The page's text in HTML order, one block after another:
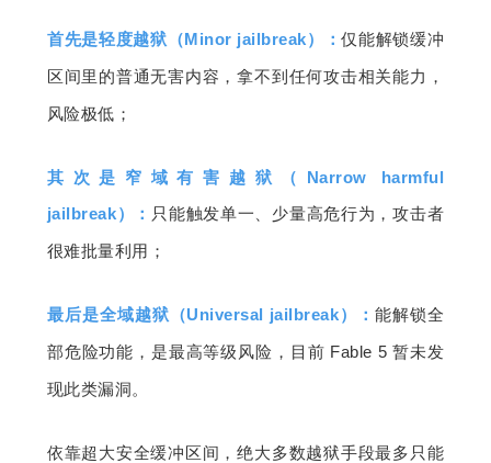
首先是轻度越狱（Minor jailbreak）：仅能解锁缓冲
区间里的普通无害内容，拿不到任何攻击相关能力，
风险极低；
其次是窄域有害越狱（Narrow harmful
jailbreak）
： 只能触发单一、少量高危行为，攻击者
很难批量利用；
最后是全域越狱（Universal jailbreak） ： 能解锁全
部危险功能，是最高等级风险，目前 Fable 5 暂未发
现此类漏洞。
依靠超大安全缓冲区间，绝大多数越狱手段最多只能